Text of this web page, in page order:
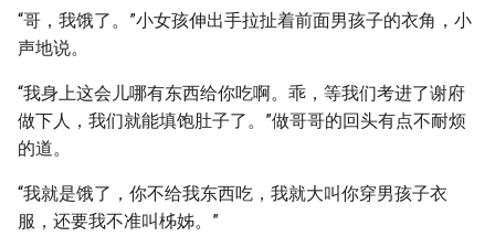
“哥，我饿了。”小女孩伸出手拉扯着前面男孩子的衣角，小
声地说。
“我身上这会儿哪有东西给你吃啊。乖，等我们考进了谢府
做下人，我们就能填饱肚子了。”做哥哥的回头有点不耐烦
的道。
“我就是饿了，你不给我东西吃，我就大叫你穿男孩子衣
服，还要我不准叫柹姊。”